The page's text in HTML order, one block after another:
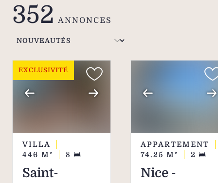
dans les Alpes, à Méribel et à
Courchevel, découvrez notre sélection
de villas et appartements.
352 ANNONCES
EXCLUSIVITÉ
VILLA
446 M² 8
Saint-
APPARTEMENT
74.25 M² 2
Nice -